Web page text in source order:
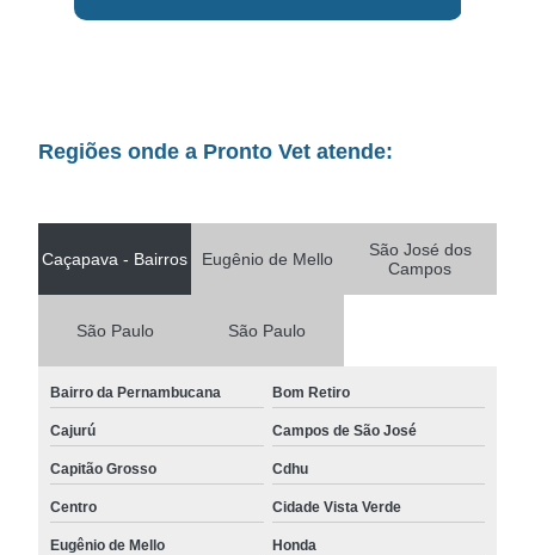
Regiões onde a Pronto Vet atende:
Caçapava - Bairros Eugênio de Mello
São José dos
Campos
São Paulo São Paulo
Bairro da Pernambucana Bom Retiro
Cajurú Campos de São José
Capitão Grosso Cdhu
Centro Cidade Vista Verde
Eugênio de Mello Honda